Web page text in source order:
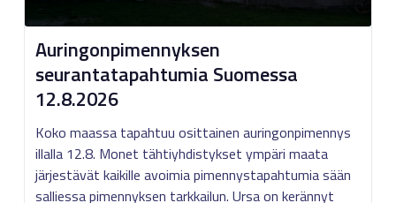
Auringonpimennyksen
seurantatapahtumia Suomessa
12.8.2026
Koko maassa tapahtuu osittainen auringonpimennys
illalla 12.8. Monet tähtiyhdistykset ympäri maata
järjestävät kaikille avoimia pimennystapahtumia sään
salliessa pimennyksen tarkkailun. Ursa on kerännyt